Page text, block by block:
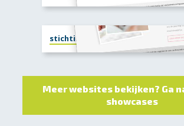
stichtingisabel.nl
Meer websites bekijken? Ga
showcases